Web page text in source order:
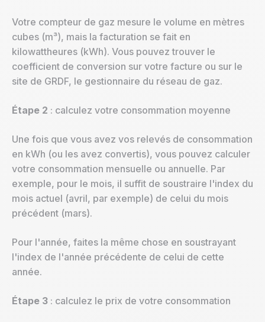
Votre compteur de gaz mesure le volume en mètres
cubes (m³), mais la facturation se fait en
kilowattheures (kWh). Vous pouvez trouver le
coefficient de conversion sur votre facture ou sur le
site de GRDF, le gestionnaire du réseau de gaz.
Étape 2 : calculez votre consommation moyenne
Une fois que vous avez vos relevés de consommation
en kWh (ou les avez convertis), vous pouvez calculer
votre consommation mensuelle ou annuelle. Par
exemple, pour le mois, il suffit de soustraire l'index du
mois actuel (avril, par exemple) de celui du mois
précédent (mars).
Pour l'année, faites la même chose en soustrayant
l'index de l'année précédente de celui de cette
année.
Étape 3 : calculez le prix de votre consommation